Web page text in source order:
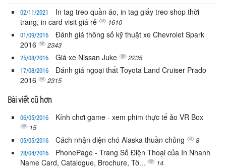
02/11/2021
In tag treo quần áo, in tag giấy treo shop thời
trang, in card visit giá rẻ
1610
01/09/2016
Đánh giá thông số kỹ thuật xe Chevrolet Spark
2016
2343
25/08/2016 Giá xe Nissan Juke 2235
17/08/2016
Đánh giá ngoại thất Toyota Land Cruiser Prado
2016
2315
Bài viết cũ hơn
06/05/2016 Kính chơi game - xem phim thực tế ảo VR Box
15
05/05/2016 Cách nhận diện chó Alaska thuần chủng 8
28/04/2016
PhonePage - Trang Số Điện Thoại của In Nhanh
Name Card, Catalogue, Brochure, Tờ...
14